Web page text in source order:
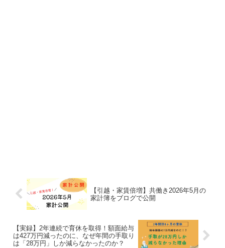
【引越・家賃倍増】共働き2026年5月の
家計簿をブログで公開
【実録】2年連続で育休を取得！額面給与
は427万円減ったのに、なぜ年間の手取り
は「28万円」しか減らなかったのか？